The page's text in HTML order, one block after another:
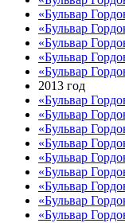
«Бульвар
«Бульвар
«Бульвар
«Бульвар
«Бульвар
2013 год
«Бульвар
«Бульвар
«Бульвар
«Бульвар
«Бульвар
«Бульвар
«Бульвар
«Бульвар
«Бульвар